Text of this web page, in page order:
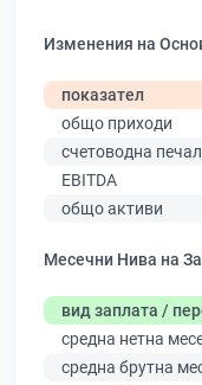
Изменения на
показател
общо приходи
счетоводна
EBITDA
общо активи
Месечни Нива на
вид заплата /
средна нетна
средна брутна